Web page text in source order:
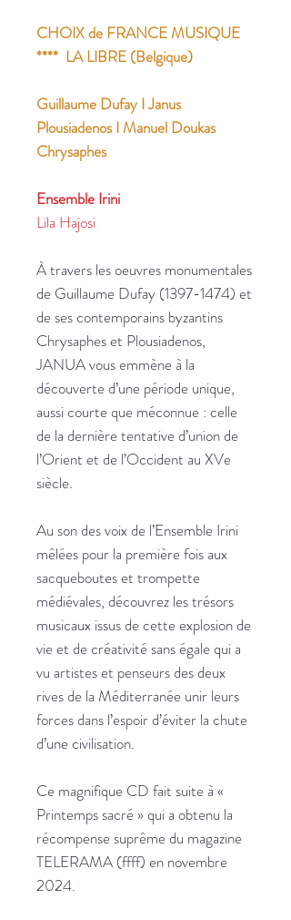
CHOIX de FRANCE MUSIQUE
**** LA LIBRE (Belgique)
Guillaume Dufay I Janus
Plousiadenos I Manuel Doukas
Chrysaphes
Ensemble Irini
Lila Hajosi
À travers les oeuvres monumentales
de Guillaume Dufay (1397-1474) et
de ses contemporains byzantins
Chrysaphes et Plousiadenos,
JANUA vous emmène à la
découverte d’une période unique,
aussi courte que méconnue : celle
de la dernière tentative d’union de
l’Orient et de l’Occident au XVe
siècle.
Au son des voix de l’Ensemble Irini
mêlées pour la première fois aux
sacqueboutes et trompette
médiévales, découvrez les trésors
musicaux issus de cette explosion de
vie et de créativité sans égale qui a
vu artistes et penseurs des deux
rives de la Méditerranée unir leurs
forces dans l’espoir d’éviter la chute
d’une civilisation.
Ce magnifique CD fait suite à «
Printemps sacré » qui a obtenu la
récompense suprême du magazine
TELERAMA (ffff) en novembre
2024.